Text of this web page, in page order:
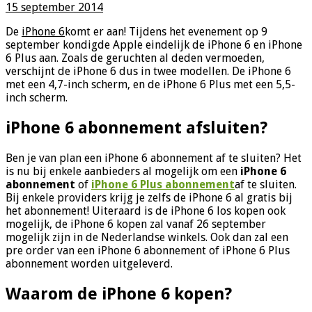
15 september 2014
De iPhone 6 komt er aan! Tijdens het evenement op 9
september kondigde Apple eindelijk de iPhone 6 en iPhone
6 Plus aan. Zoals de geruchten al deden vermoeden,
verschijnt de iPhone 6 dus in twee modellen. De iPhone 6
met een 4,7-inch scherm, en de iPhone 6 Plus met een 5,5-
inch scherm.
iPhone 6 abonnement afsluiten?
Ben je van plan een iPhone 6 abonnement af te sluiten? Het
is nu bij enkele aanbieders al mogelijk om een iPhone 6
abonnement of iPhone 6 Plus abonnementaf te sluiten.
Bij enkele providers krijg je zelfs de iPhone 6 al gratis bij
het abonnement! Uiteraard is de iPhone 6 los kopen ook
mogelijk, de iPhone 6 kopen zal vanaf 26 september
mogelijk zijn in de Nederlandse winkels. Ook dan zal een
pre order van een iPhone 6 abonnement of iPhone 6 Plus
abonnement worden uitgeleverd.
Waarom de iPhone 6 kopen?